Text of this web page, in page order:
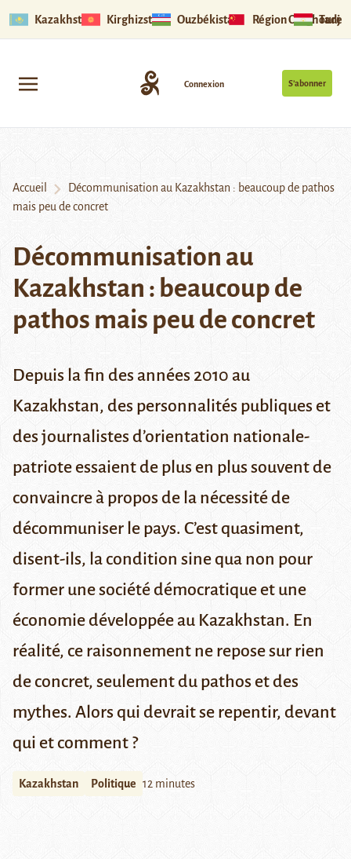
Kazakhstan Kirghizstan Ouzbékistan Région Ouïghoure
S’abonner
Connexion
Accueil
Décommunisation au Kazakhstan : beaucoup de pathos
mais peu de concret
Décommunisation au
Kazakhstan : beaucoup de
pathos mais peu de concret
Depuis la fin des années 2010 au
Kazakhstan, des personnalités publiques et
des journalistes d’orientation nationale-
patriote essaient de plus en plus souvent de
convaincre à propos de la nécessité de
décommuniser le pays. C’est quasiment,
disent-ils, la condition sine qua non pour
former une société démocratique et une
économie développée au Kazakhstan. En
réalité, ce raisonnement ne repose sur rien
de concret, seulement du pathos et des
mythes. Alors qui devrait se repentir, devant
qui et comment ?
Kazakhstan Politique 12 minutes